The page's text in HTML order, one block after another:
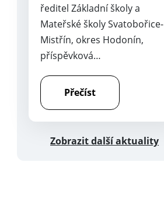
ředitel Základní školy a
Mateřské školy Svatobořice-
Mistřín, okres Hodonín,
příspěvková…
Přečíst
Zobrazit další aktuality